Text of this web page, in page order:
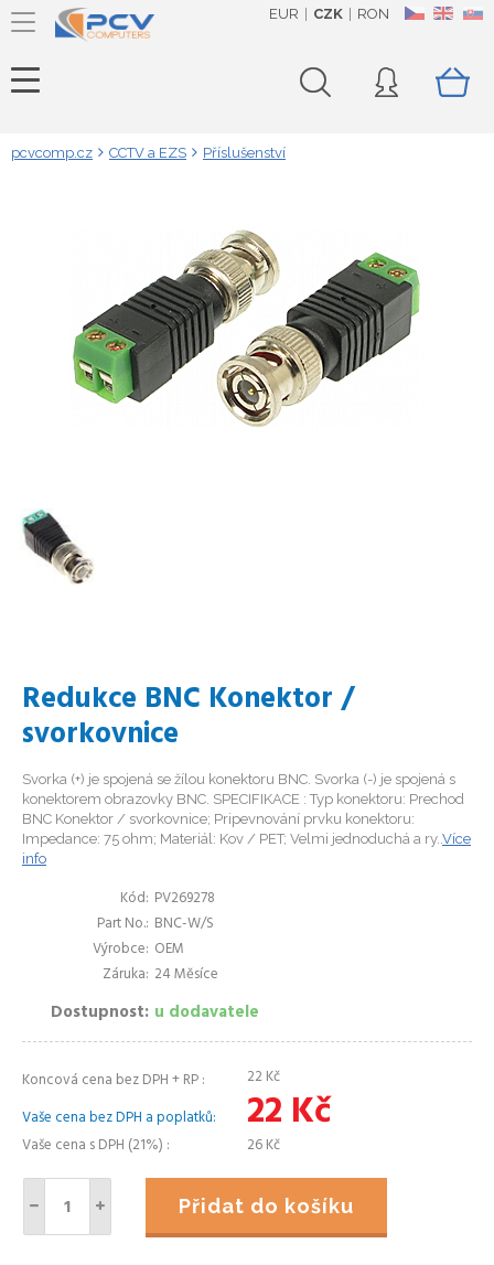
CZ EN SK
EUR CZK RON
pcvcomp.cz CCTV a EZS Příslušenství
Redukce BNC Konektor /
svorkovnice
Svorka (+) je spojená se žílou konektoru BNC. Svorka (-) je spojená s
konektorem obrazovky BNC. SPECIFIKACE : Typ konektoru: Prechod
BNC Konektor / svorkovnice; Pripevnování prvku konektoru:
Impedance: 75 ohm; Materiál: Kov / PET; Velmi jednoduchá a ry..Více
info
Kód PV269278
Part No. BNC-W/S
Výrobce OEM
Záruka 24 Měsíce
Dostupnost u dodavatele
Koncová cena bez DPH + RP 22Kč
Vaše cena bez DPH a poplatků
22 Kč
Vaše cena s DPH (21%) 26Kč
Přidat do košíku